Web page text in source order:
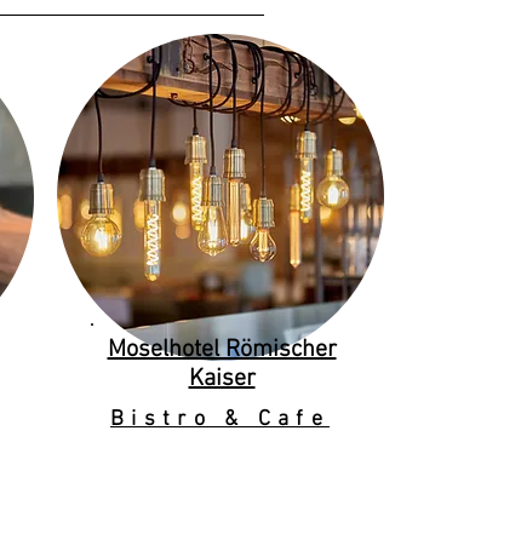
Moselhotel Römischer
Kaiser
Bistro & Cafe